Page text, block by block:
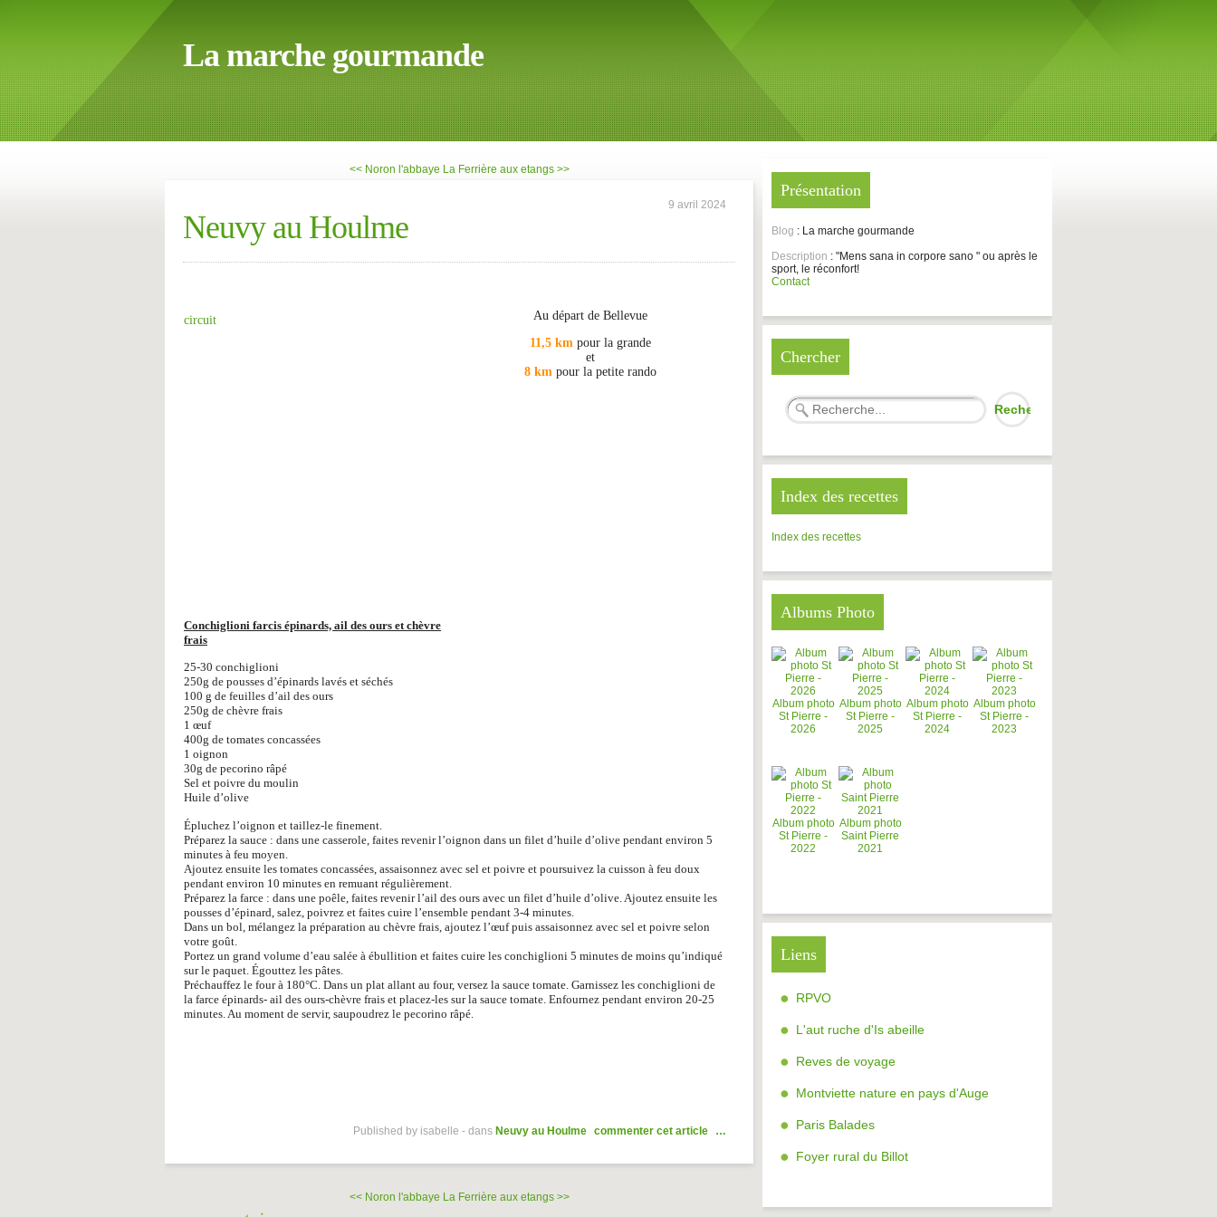
La marche gourmande
<< Noron l'abbaye La Ferrière aux etangs >>
9 avril 2024
Neuvy au Houlme
circuit
Au départ de Bellevue
11,5 kmpour la grande
et
8 km pour la petite rando
Conchiglioni farcis épinards, ail des ours et chèvre
frais
25-30 conchiglioni
250g de pousses d’épinards lavés et séchés
100 g de feuilles d’ail des ours
250g de chèvre frais
1 œuf
400g de tomates concassées
1 oignon
30g de pecorino râpé
Sel et poivre du moulin
Huile d’olive
Épluchez l’oignon et taillez-le finement.
Préparez la sauce : dans une casserole, faites revenir l’oignon dans un filet d’huile d’olive pendant environ 5
minutes à feu moyen.
Ajoutez ensuite les tomates concassées, assaisonnez avec sel et poivre et poursuivez la cuisson à feu doux
pendant environ 10 minutes en remuant régulièrement.
Préparez la farce : dans une poêle, faites revenir l’ail des ours avec un filet d’huile d’olive. Ajoutez ensuite les
pousses d’épinard, salez, poivrez et faites cuire l’ensemble pendant 3-4 minutes.
Dans un bol, mélangez la préparation au chèvre frais, ajoutez l’œuf puis assaisonnez avec sel et poivre selon
votre goût.
Portez un grand volume d’eau salée à ébullition et faites cuire les conchiglioni 5 minutes de moins qu’indiqué
sur le paquet. Égouttez les pâtes.
Préchauffez le four à 180°C. Dans un plat allant au four, versez la sauce tomate. Garnissez les conchiglioni de
la farce épinards- ail des ours-chèvre frais et placez-les sur la sauce tomate. Enfournez pendant environ 20-25
minutes. Au moment de servir, saupoudrez le pecorino râpé.
Published by isabelle - dans Neuvy au Houlme commenter cet article …
<< Noron l'abbaye La Ferrière aux etangs >>
Présentation
Blog : La marche gourmande
Description : "Mens sana in corpore sano " ou après le
sport, le réconfort!
Contact
Chercher
Index des recettes
Index des recettes
Albums Photo
Album photo
St Pierre -
2026
Album photo
St Pierre -
2025
Album photo
St Pierre -
2024
Album photo
St Pierre -
2023
Album photo
St Pierre -
2022
Album photo
Saint Pierre
2021
Liens
RPVO
L'aut ruche d'Is abeille
Reves de voyage
Montviette nature en pays d'Auge
Paris Balades
Foyer rural du Billot